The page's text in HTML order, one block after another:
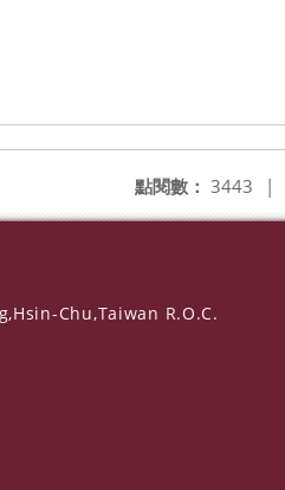
點閱數： 3443 |
Chu,Taiwan R.O.C.